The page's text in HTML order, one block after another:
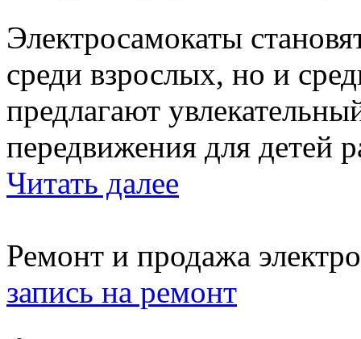
Электросамокаты
среди взрослых, но и
предлагают
передвижения для детей
Читать далее
Ремонт и продажа
запись на ремонт